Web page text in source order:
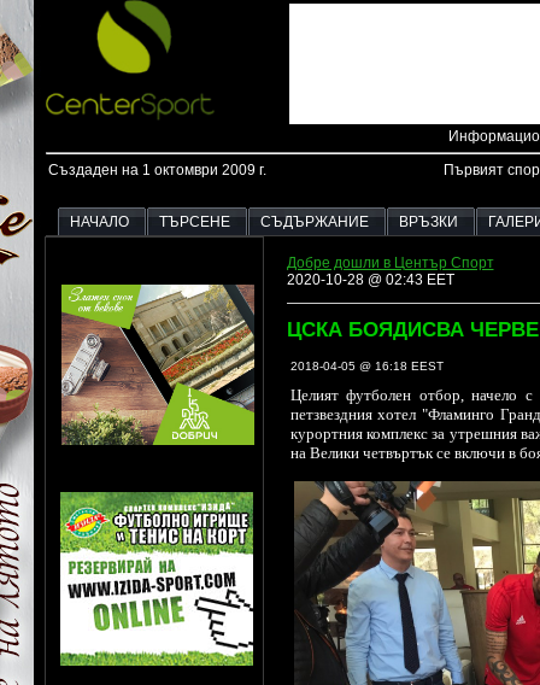
Създаден на 1 октомври 2009 г. Първият
НАЧАЛО ТЪРСЕНЕ СЪДЪРЖАНИЕ ВРЪЗКИ
Добре дошли в Център Спорт
2020-10-28 @ 02:43 EET
ЦСКА БОЯДИСВА
2018-04-05 @ 16:18 EEST
Целият футболен отбор, начело
петзвездния хотел "Фламинго
курортния комплекс за утрешния
на Велики четвъртък се включи в